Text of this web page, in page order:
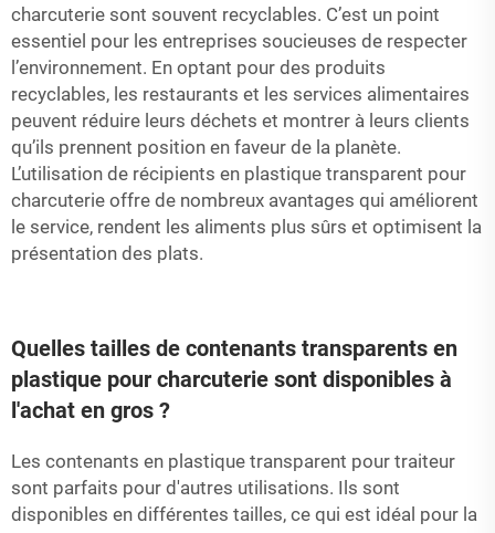
charcuterie sont souvent recyclables. C’est un point
essentiel pour les entreprises soucieuses de respecter
l’environnement. En optant pour des produits
recyclables, les restaurants et les services alimentaires
peuvent réduire leurs déchets et montrer à leurs clients
qu’ils prennent position en faveur de la planète.
L’utilisation de récipients en plastique transparent pour
charcuterie offre de nombreux avantages qui améliorent
le service, rendent les aliments plus sûrs et optimisent la
présentation des plats.
Quelles tailles de contenants transparents en
plastique pour charcuterie sont disponibles à
l'achat en gros ?
Les contenants en plastique transparent pour traiteur
sont parfaits pour d'autres utilisations. Ils sont
disponibles en différentes tailles, ce qui est idéal pour la